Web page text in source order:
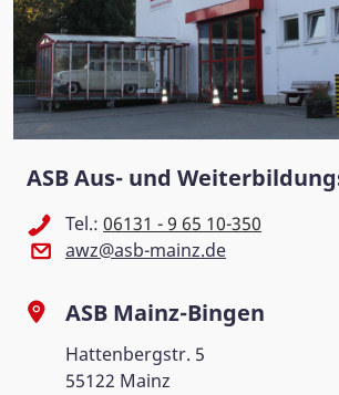
ASB Aus- und
Tel.: 06131 - 9 65 10-350
awz@asb-mainz.de
ASB Mainz-Bingen
Hattenbergstr. 5
55122 Mainz